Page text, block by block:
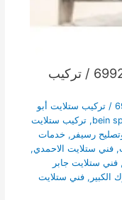
فني ستلايت جابر العلي / 69922265 / تركيب
فني ستلايت هدية / 69922265 / تركيب ستلايت أبو
, تركيب ستلايت
رسيفر , خدمات
, فني ستلايت الاحمدي,
, فني ستلايت جابر
الكبير , فني ستلايت